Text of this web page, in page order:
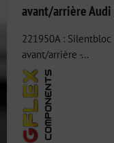
avant/arrière Audi
221950A : Silentbloc
avant/arrière -...